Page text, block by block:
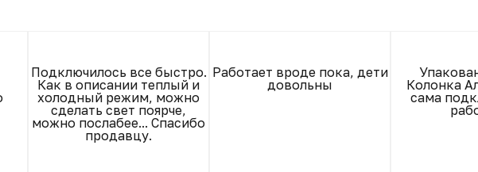
Подключилось все быстро.
Как в описании теплый и
холодный режим, можно
сделать свет поярче,
можно послабее... Спасибо
продавцу.
Работает вроде пока, дети
довольны
Колонка
сама